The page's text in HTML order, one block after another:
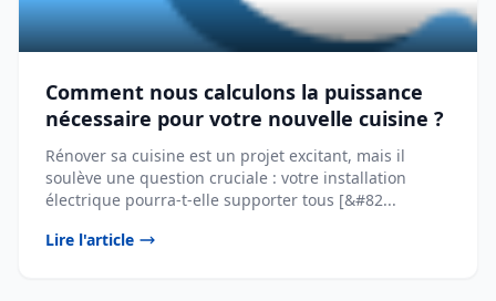
Comment nous calculons la puissance
nécessaire pour votre nouvelle cuisine ?
Rénover sa cuisine est un projet excitant, mais il
soulève une question cruciale : votre installation
électrique pourra-t-elle supporter tous [&#82...
Lire l'article